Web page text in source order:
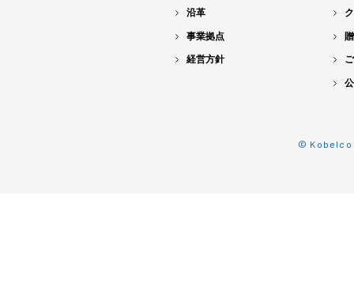
沿革
事業拠点
経営方針
©